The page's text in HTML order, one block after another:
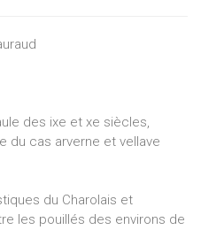
des ixe et xe siècles,
du cas arverne et vellave
du Charolais et
les pouillés des environs de